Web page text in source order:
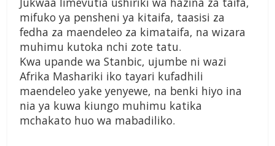
mifuko ya pensheni ya kitaifa, taasisi za
fedha za maendeleo za kimataifa, na wizara
muhimu kutoka nchi zote tatu.
Kwa upande wa Stanbic, ujumbe ni wazi
Afrika Mashariki iko tayari kufadhili
maendeleo yake yenyewe, na benki hiyo ina
nia ya kuwa kiungo muhimu katika
mchakato huo wa mabadiliko.